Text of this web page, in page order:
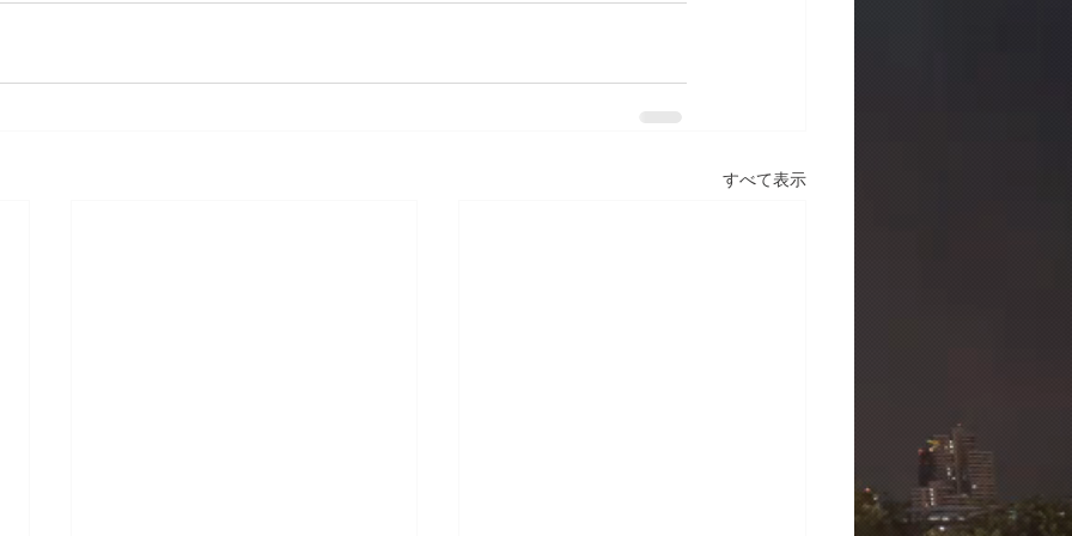
すべて表示